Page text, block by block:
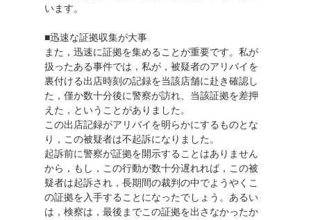
います。
■迅速な証拠収集が大事
また，迅速に証拠を集めることが重要です。私が
扱ったある事件では，私が，被疑者のアリバイを
裏付ける出店時刻の記録を当該店舗に赴き確認し
た，僅か数十分後に警察が訪れ、当該証拠を差押
えた，ということがありました。
この出店記録がアリバイを明らかにするものとな
り，この被疑者は不起訴になりました。
起訴前に警察が証拠を開示することはありません
から，もし，この行動が数十分遅れれば，この被
疑者は起訴され，長期間の裁判の中でようやくこ
の証拠を入手することになったでしょう。あるい
は，検察は，最後までこの証拠を出さなかったか